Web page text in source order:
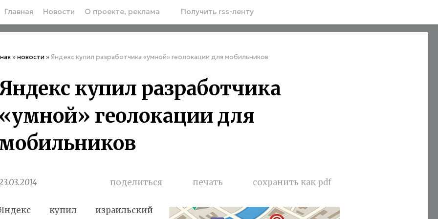
Главная Новости О проекте, реклама Получить rss-ленту
»новости »Яндекс купил разработчика «умной» геолокации для мобильников
купил разработчика
«умной» геолокации для
поделиться печать сохранить как pdf
купил израильский